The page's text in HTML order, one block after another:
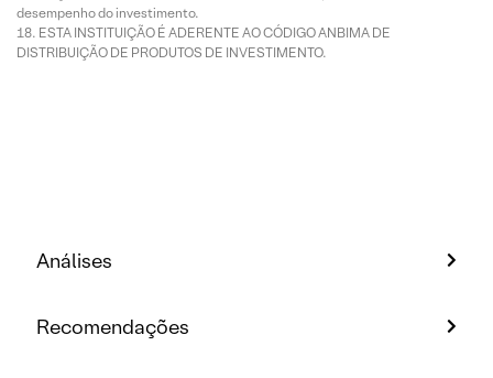
desempenho do investimento.
ESTA INSTITUIÇÃO É ADERENTE AO CÓDIGO ANBIMA DE
DISTRIBUIÇÃO DE PRODUTOS DE INVESTIMENTO.
Análises
Recomendações